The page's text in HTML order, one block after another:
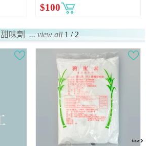
$100
甜味劑... view all 1 / 2